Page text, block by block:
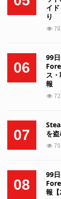
イ
り
06
99
ス
報
07
を
08
99
報【